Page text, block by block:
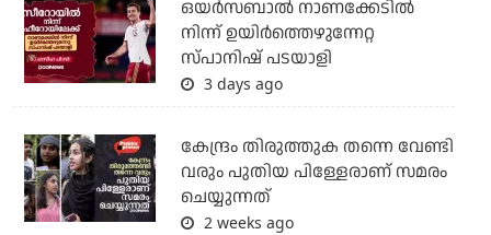
ഒയര്‍സബാൽ നാണക്കേടിൽ
നിന്ന് ഉയിർത്തെഴുന്നേറ്റ
സ്പാനിഷ് പടയാളി
3 days ago
കേന്ദ്രം തിരുത്തുക തന്നെ വേണ്ടി
വരും പുതിയ പിള്ളേരാണ് സമരം
ചെയ്യുന്നത്
2 weeks ago